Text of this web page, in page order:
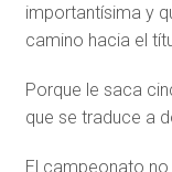
importantísima y
camino hacia el
Porque le saca
que se traduce a
El campeonato